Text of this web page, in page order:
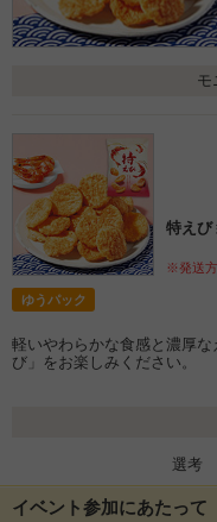
モ
特えび
※発送
ゆうパック
軽いやわらかな食感と濃厚な
び」をお楽しみください。
選考
イベント参加にあたって